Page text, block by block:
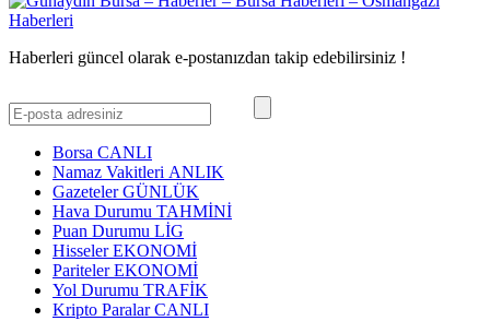
Haberleri güncel olarak e-postanızdan takip edebilirsiniz !
Borsa CANLI
Namaz Vakitleri ANLIK
GazetelerGÜNLÜK
Hava Durumu TAHMİNİ
Puan Durumu LİG
HisselerEKONOMİ
ParitelerEKONOMİ
Yol Durumu TRAFİK
Kripto ParalarCANLI